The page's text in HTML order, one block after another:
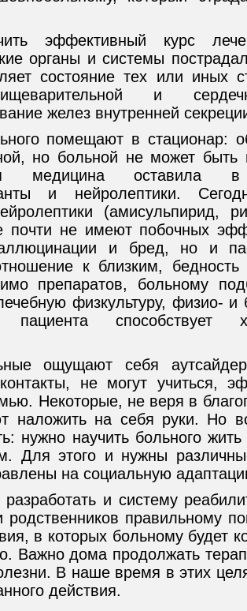
эффективный курс
органы и системы
состояние тех или иных
и
желез внутренней
помещают в стационар:
но больной не может быть
медицина оставила
и нейролептики.
(амисульпирид,
почти не имеют побочных
и бред, но и
к близким,
препаратов, больному
физкультуру, физио- и
пациента способствует
ощущают себя
не могут учиться,
Некоторые, не веря в
наложить на себя руки. Но
нужно научить больного
Для этого и нужны
на социальную
и систему
родственников правильному
в которых больному будет
Важно дома продолжать
В наше время в этих
действия.